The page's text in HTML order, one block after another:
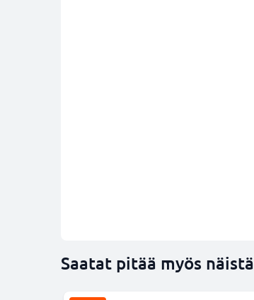
Saatat pitää myös näistä